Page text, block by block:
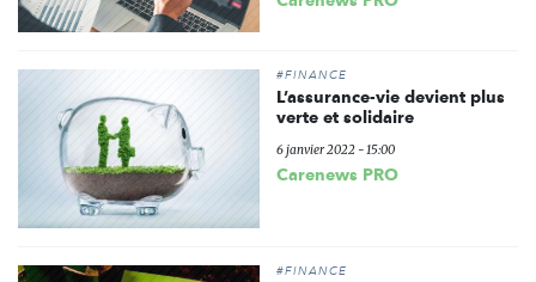
#FINANCE
L’assurance-vie devient plus
verte et solidaire
6 janvier 2022 - 15:00
Carenews PRO
#FINANCE